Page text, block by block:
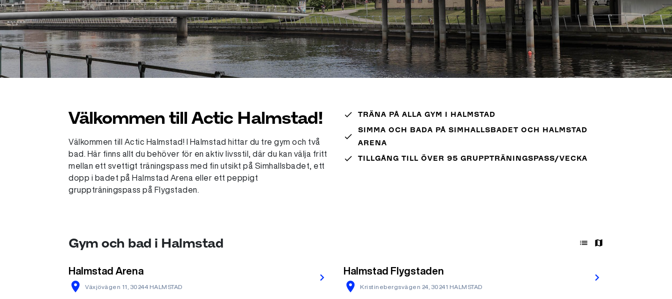
Välkommen till Actic Halmstad!
Välkommen till Actic Halmstad! I Halmstad hittar du tre gym och två
bad. Här finns allt du behöver för en aktiv livsstil, där du kan välja fritt
mellan ett svettigt träningspass med fin utsikt på Simhallsbadet, ett
dopp i badet på Halmstad Arena eller ett peppigt
gruppträningspass på Flygstaden.
done TRÄNA PÅ ALLA GYM I HALMSTAD
done
SIMMA OCH BADA PÅ SIMHALLSBADET OCH HALMSTAD
ARENA
done TILLGÅNG TILL ÖVER 95 GRUPPTRÄNINGSPASS/VECKA
Gym och bad i Halmstad
Halmstad Arena
Växjövägen 11, 30244 HALMSTAD
Halmstad Flygstaden
Kristinebergsvägen 24, 30241 HALMSTAD